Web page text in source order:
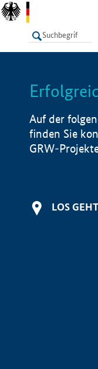
LISTE
Auf der
finden Sie
GRW-
LOS